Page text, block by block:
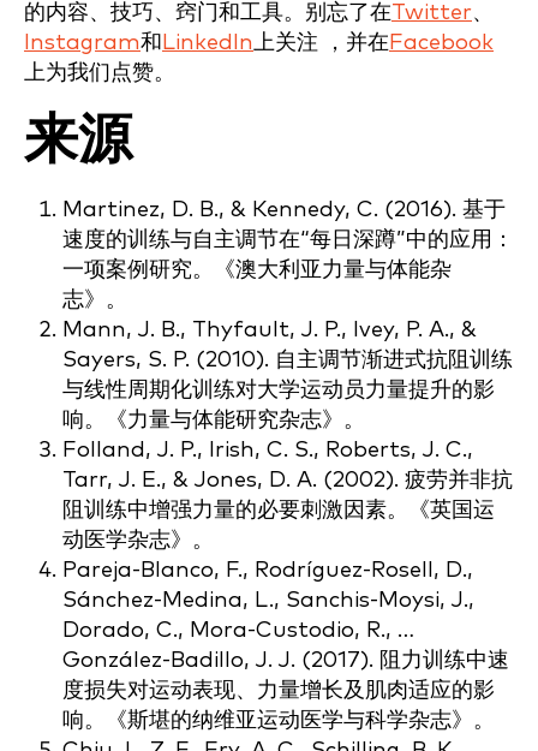
的内容、技巧、窍门和工具。别忘了在Twitter、
Instagram和 LinkedIn上关注 ，并在 Facebook
上为我们点赞。
来源
Martinez, D. B., & Kennedy, C. (2016). 基于
速度的训练与自主调节在“每日深蹲”中的应用：
一项案例研究。《澳大利亚力量与体能杂
志》。
Mann, J. B., Thyfault, J. P., Ivey, P. A., &
Sayers, S. P. (2010). 自主调节渐进式抗阻训练
与线性周期化训练对大学运动员力量提升的影
响。《力量与体能研究杂志》。
Folland, J. P., Irish, C. S., Roberts, J. C.,
Tarr, J. E., & Jones, D. A. (2002). 疲劳并非抗
阻训练中增强力量的必要刺激因素。《英国运
动医学杂志》。
Pareja-Blanco, F., Rodríguez-Rosell, D.,
Sánchez-Medina, L., Sanchis-Moysi, J.,
Dorado, C., Mora-Custodio, R., …
González-Badillo, J. J. (2017). 阻力训练中速
度损失对运动表现、力量增长及肌肉适应的影
响。《斯堪的纳维亚运动医学与科学杂志》。